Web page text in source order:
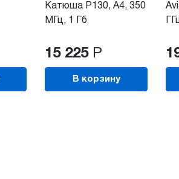
Катюша P130, A4, 350
МГц, 1 Гб
15 225 Р
В корзину